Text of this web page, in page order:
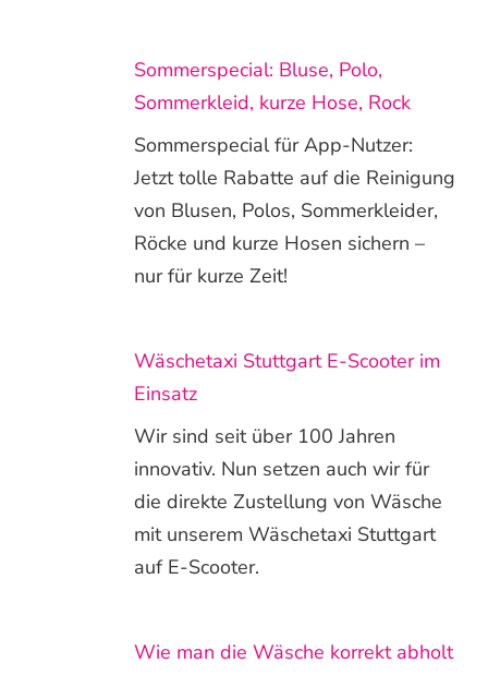
Sommerspecial: Bluse, Polo,
Sommerkleid, kurze Hose, Rock
Sommerspecial für App-Nutzer:
Jetzt tolle Rabatte auf die Reinigung
von Blusen, Polos, Sommerkleider,
Röcke und kurze Hosen sichern –
nur für kurze Zeit!
Wäschetaxi Stuttgart E-Scooter im
Einsatz
Wir sind seit über 100 Jahren
innovativ. Nun setzen auch wir für
die direkte Zustellung von Wäsche
mit unserem Wäschetaxi Stuttgart
auf E-Scooter.
Wie man die Wäsche korrekt abholt